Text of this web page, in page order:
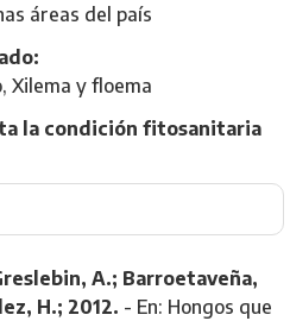
áreas del país
Xilema y floema
la condición fitosanitaria
A.; Barroetaveña,
H.; 2012. - En: Hongos que